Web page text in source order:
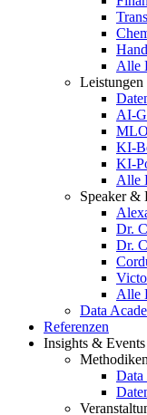
Alle
Leistungen
AI-
KI-
KI-
Alle
Speaker &
Dr.
Dr.
Alle
Data
Referenzen
Insights & Events
Methodiken
Data